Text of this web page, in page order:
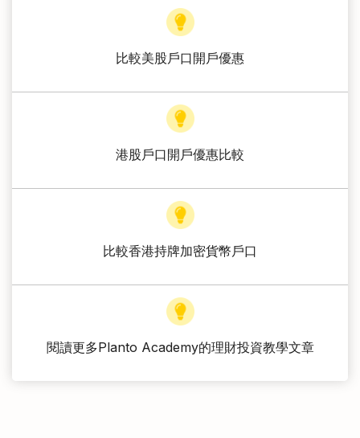
比較美股戶口開戶優惠
港股戶口開戶優惠比較
比較香港持牌加密貨幣戶口
閱讀更多Planto Academy的理財投資教學文章